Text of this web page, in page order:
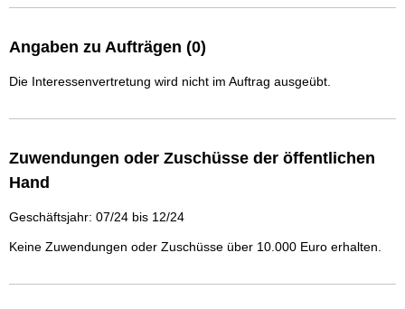
Angaben zu Aufträgen (0)
Die Interessenvertretung wird nicht im Auftrag ausgeübt.
Zuwendungen oder Zuschüsse der öffentlichen
Hand
Geschäftsjahr: 07/24 bis 12/24
Keine Zuwendungen oder Zuschüsse über 10.000 Euro erhalten.